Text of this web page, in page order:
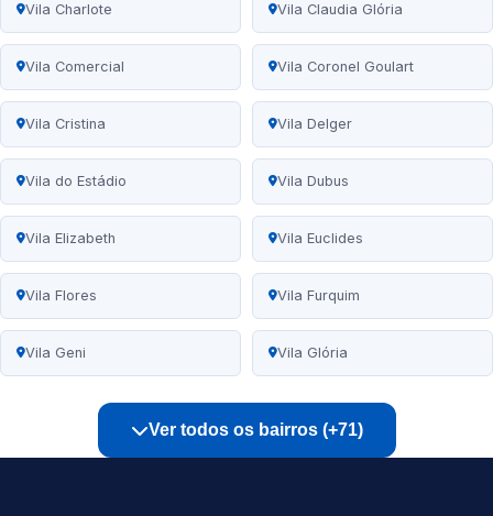
Vila Charlote Vila Claudia Glória
Vila Comercial Vila Coronel Goulart
Vila Cristina Vila Delger
Vila do Estádio Vila Dubus
Vila Elizabeth Vila Euclides
Vila Flores Vila Furquim
Vila Geni Vila Glória
Ver todos os bairros (+71)